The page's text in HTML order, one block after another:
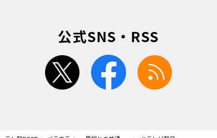
公式SNS・RSS
twitter facebook